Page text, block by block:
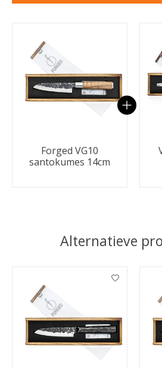
Forged VG10
santokumes 14cm
Alternatieve
Items van productcarrousel